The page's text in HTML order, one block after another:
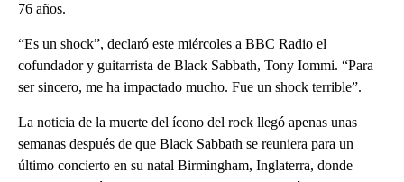
76 años.
“Es un shock”, declaró este miércoles a BBC Radio el
cofundador y guitarrista de Black Sabbath, Tony Iommi. “Para
ser sincero, me ha impactado mucho. Fue un shock terrible”.
La noticia de la muerte del ícono del rock llegó apenas unas
semanas después de que Black Sabbath se reuniera para un
último concierto en su natal Birmingham, Inglaterra, donde